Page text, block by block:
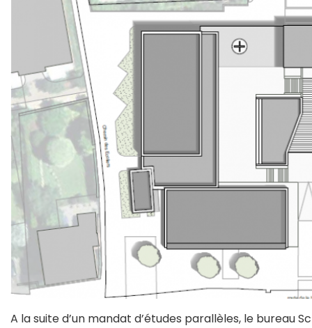
A la suite d’un mandat d’études parallèles, le bureau